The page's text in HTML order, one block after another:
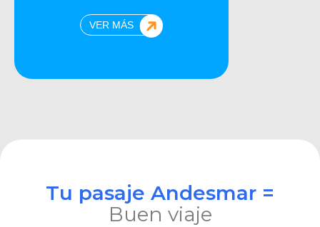
VER MÁS
Tu pasaje Andesmar =
Buen viaje